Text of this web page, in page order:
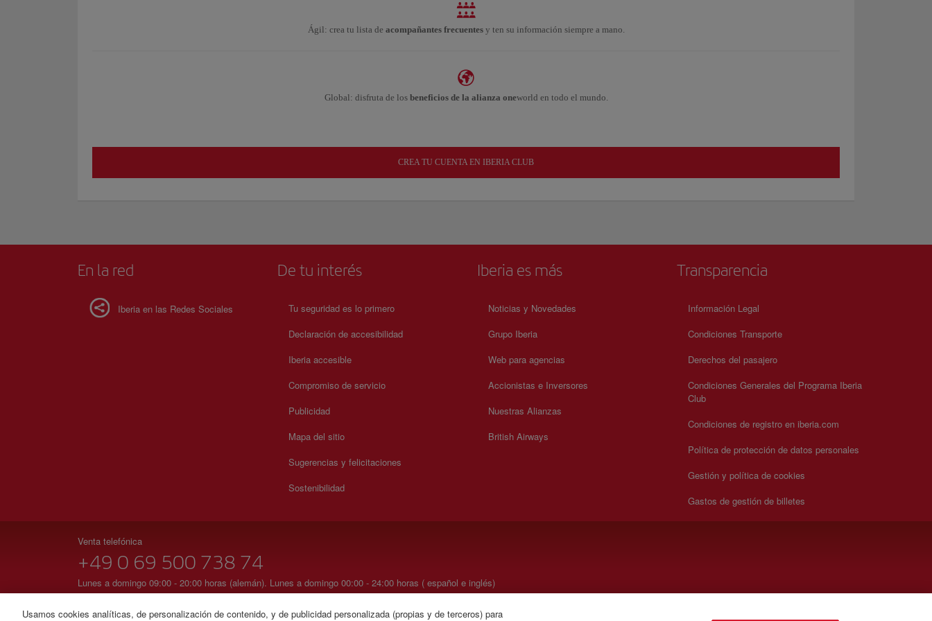
Ágil: crea tu lista de acompañantes frecuentesy ten su información siempre a mano.
Global: disfruta de los beneficios de la alianza oneworld en todo el mundo.
CREA TU CUENTA EN IBERIA CLUB
En la red
Iberia en las Redes Sociales
De tu interés
Tu seguridad es lo primero
Declaración de accesibilidad
Iberia accesible
Compromiso de servicio
Publicidad
Mapa del sitio
Sugerencias y felicitaciones
Sostenibilidad
Iberia es más
Noticias y Novedades
Grupo Iberia
Web para agencias
Accionistas e Inversores
Nuestras Alianzas
British Airways
Transparencia
Información Legal
Condiciones Transporte
Derechos del pasajero
Condiciones Generales del Programa Iberia
Club
Condiciones de registro en iberia.com
Política de protección de datos personales
Gestión y política de cookies
Gastos de gestión de billetes
Venta telefónica
+49 0 69 500 738 74
Lunes a domingo 09:00 - 20:00 horas (alemán). Lunes a domingo 00:00 - 24:00 horas ( español e inglés)
Usamos cookies analíticas, de personalización de contenido, y de publicidad personalizada (propias y de terceros) para